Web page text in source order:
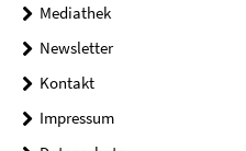
Mediathek
Newsletter
Kontakt
Impressum